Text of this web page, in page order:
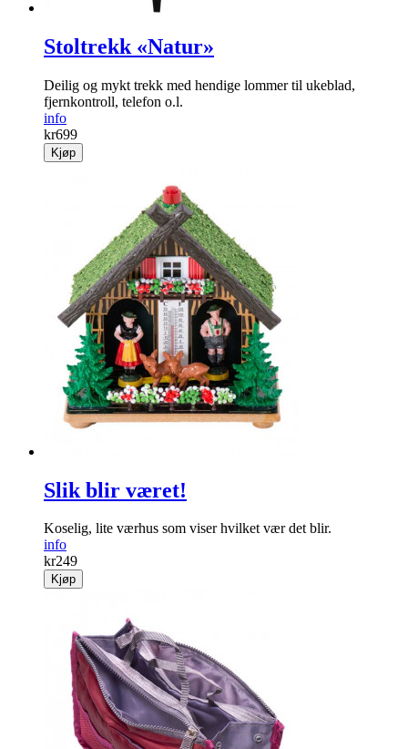
Stoltrekk «Natur»
Deilig og mykt trekk med hendige lommer til ukeblad,
fjernkontroll, telefon o.l.
info
kr699
Kjøp
Slik blir været!
Koselig, lite værhus som viser hvilket vær det blir.
info
kr249
Kjøp